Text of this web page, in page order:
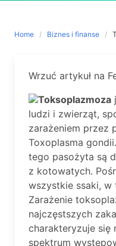
Home Biznes i finanse
Wrzuć artykuł na
Toksoplazmoza
ludzi i zwierząt,
zarażeniem przez
Toxoplasma
tego pasożyta są
z kotowatych.
wszystkie ssaki, w
Zarażenie
najczęstszych
charakteryzuje się
spektrum